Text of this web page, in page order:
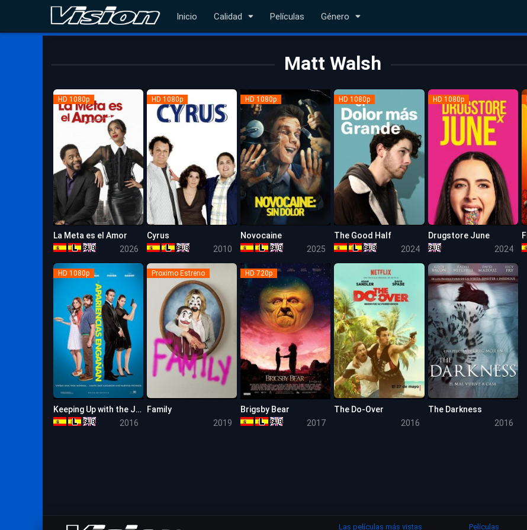
Inicio Calidad Películas Género
Matt Walsh
HD 1080p
La Meta es el Amor
2026
HD 1080p
Cyrus
2010
HD 1080p
Novocaine
2025
HD 1080p
The Good Half
2024
HD 1080p
Drugstore June
2024
HD 1080p
Keeping Up with the Joneses
2016
Proximo Estreno
Family
2019
HD 720p
Brigsby Bear
2017
The Do-Over
2016
The Darkness
2016
Las películas más vistas Películas